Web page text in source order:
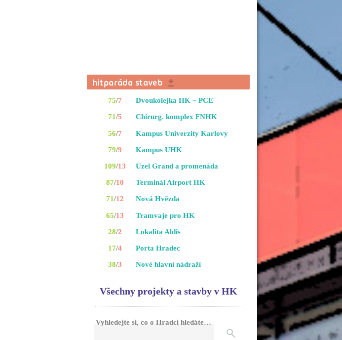
75/7
71/5
56/7
79/9
109/13
87/10
71/12
65/13
28/2
17/4
38/3
Dvoukolejka HK ~ PCE
Chirurg. komplex FNHK
Kampus Univerzity Karlovy
Kampus UHK
Uzel Grand a promenáda
Terminál Airport HK
Nová Hvězda
Tramvaje pro HK
Lokalita Aldis
Porta Hradec
Nové hlavní nádraží
Všechny projekty a stavby v HK
Vyhledejte si, co o Hradci hledáte…